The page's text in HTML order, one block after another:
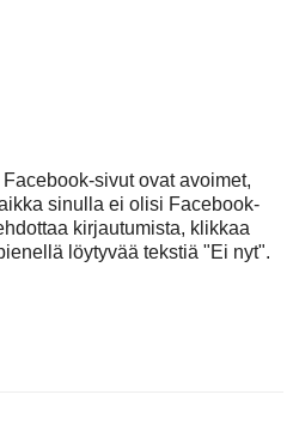
sivut ovat avoimet,
sinulla ei olisi Facebook-
kirjautumista, klikkaa
löytyvää tekstiä "Ei nyt".